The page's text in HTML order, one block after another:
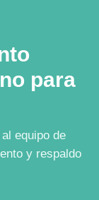
para
equipo de
y respaldo